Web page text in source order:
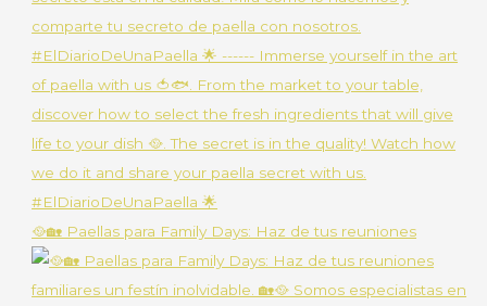
🥘🏡 Paellas para Family Days: Haz de tus reuniones